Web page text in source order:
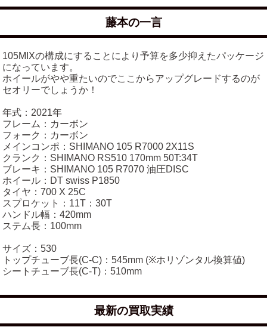
藤本の一言
105MIXの構成にすることにより予算を多少抑えたパッケージ
になっています。
ホイールがやや重たいのでここからアップグレードするのが
セオリーでしょうか！
年式：2021年
フレーム：カーボン
フォーク：カーボン
メインコンポ：SHIMANO 105 R7000 2X11S
クランク：SHIMANO RS510 170mm 50T:34T
ブレーキ：SHIMANO 105 R7070 油圧DISC
ホイール：DT swiss P1850
タイヤ：700 X 25C
スプロケット：11T：30T
ハンドル幅：420mm
ステム長：100mm
サイズ：530
トップチューブ長(C-C)：545mm (※ホリゾンタル換算値)
シートチューブ長(C-T)：510mm
最新の買取実績